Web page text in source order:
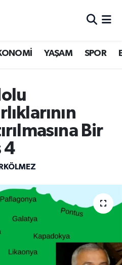
YAŞAM SPOR
Bir
4